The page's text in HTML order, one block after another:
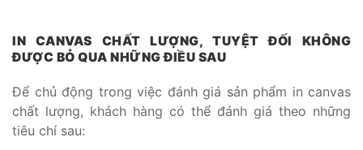
IN CANVAS CHẤT LƯỢNG, TUYỆT ĐỐI KHÔNG
ĐƯỢC BỎ QUA NHỮNG ĐIỀU SAU
Để chủ động trong việc đánh giá sản phẩm in canvas
chất lượng, khách hàng có thể đánh giá theo những
tiêu chí sau: